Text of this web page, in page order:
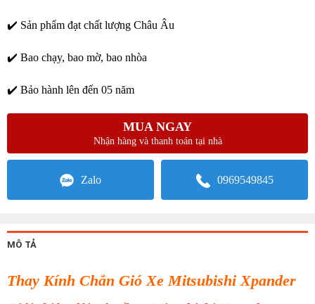
✔️ Sản phẩm đạt chất lượng Châu Âu
✔️ Bao chạy, bao mờ, bao nhòa
✔️ Bảo hành lên đến 05 năm
MUA NGAY
Nhận hàng và thanh toán tại nhà
Zalo 0969549845
MÔ TẢ
Thay Kính Chắn Gió Xe Mitsubishi Xpander